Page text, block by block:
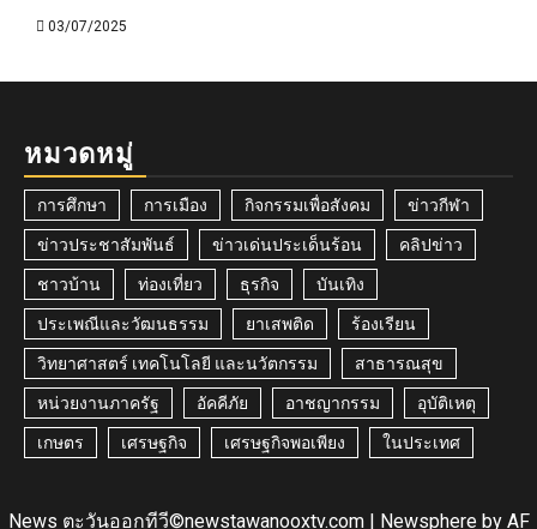
03/07/2025
หมวดหมู่
การศึกษา การเมือง กิจกรรมเพื่อสังคม ข่าวกีฬา
ข่าวประชาสัมพันธ์ ข่าวเด่นประเด็นร้อน คลิปข่าว
ชาวบ้าน ท่องเที่ยว ธุรกิจ บันเทิง
ประเพณีและวัฒนธรรม ยาเสพติด ร้องเรียน
วิทยาศาสตร์ เทคโนโลยี และนวัตกรรม สาธารณสุข
หน่วยงานภาครัฐ อัคคีภัย อาชญากรรม อุบัติเหตุ
เกษตร เศรษฐกิจ เศรษฐกิจพอเพียง ในประเทศ
News ตะวันออกทีวี©newstawanooxtv.com | Newsphereby AF